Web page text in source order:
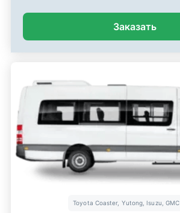
Заказать
Toyota Coaster, Yutong, Isuzu, GMC